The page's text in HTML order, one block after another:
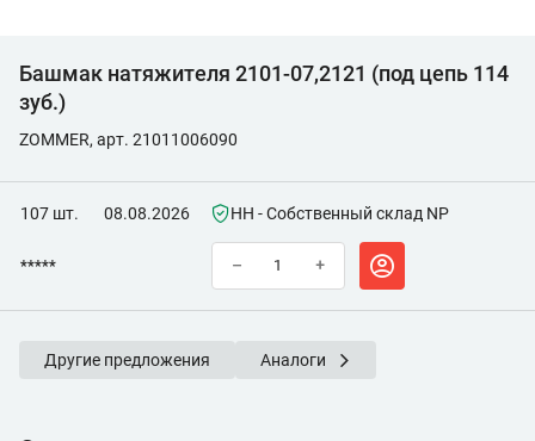
Башмак натяжителя 2101-07,2121 (под цепь 114
зуб.)
ZOMMER, арт. 21011006090
107 шт. 08.08.2026 НН - Собственный склад NP
***** – +
Другие предложения Аналоги